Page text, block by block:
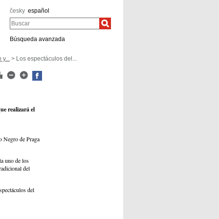
česky español
Buscar
Búsqueda avanzada
y... > Los espectáculos del...
realizará el
Negro de Praga
uno de los
del
del